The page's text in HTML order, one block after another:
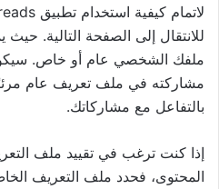
لاتمام كيفية استخدام تطبيق Threads، انقر فوق
للانتقال إلى الصفحة التالية.
ملفك الشخصي عام أو خاص.
مشاركته في ملف تعريف عام
بالتفاعل مع مشاركاتك.
إذا كنت ترغب في تقييد ملف
المحتوى، فحدد ملف التعريف